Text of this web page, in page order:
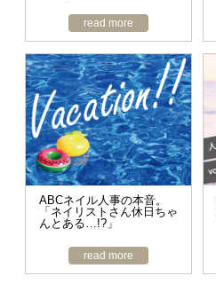
read more
ABCネイル人事の本音。
「ネイリストさん休日ちゃ
んとある…!?」
read more